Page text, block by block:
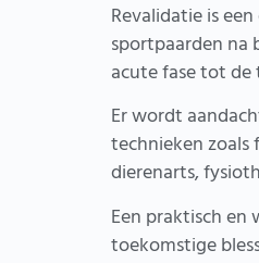
Revalidatie is
sportpaarden na
acute fase tot
Er wordt
technieken
dierenarts,
Een praktisch
toekomstige